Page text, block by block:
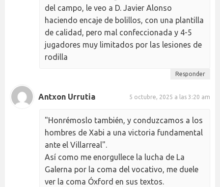
del campo, le veo a D. Javier Alonso
haciendo encaje de bolillos, con una plantilla
de calidad, pero mal confeccionada y 4-5
jugadores muy limitados por las lesiones de
rodilla
Responder
Antxon Urrutia 5 octubre, 2025 a las 3:20 am
"Honrémoslo también, y conduzcamos a los
hombres de Xabi a una victoria fundamental
ante el Villarreal".
Así como me enorgullece la lucha de La
Galerna por la coma del vocativo, me duele
ver la coma Óxford en sus textos.